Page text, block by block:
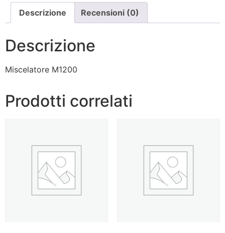
Descrizione Recensioni (0)
Descrizione
Miscelatore M1200
Prodotti correlati